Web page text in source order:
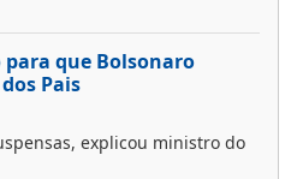
para que Bolsonaro
Pais
explicou ministro do